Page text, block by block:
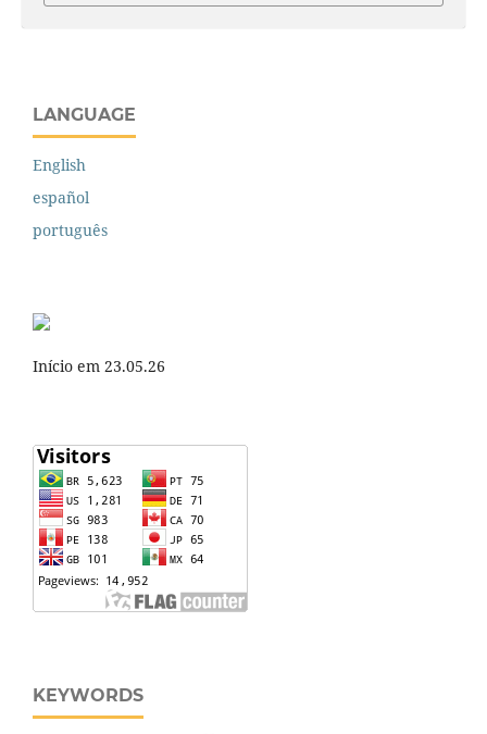
LANGUAGE
English
español
português
Início em 23.05.26
KEYWORDS